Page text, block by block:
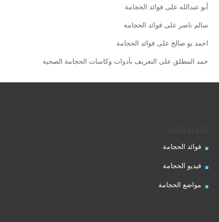
أبو عبدالله على فوائد الحجامة
سالم ناصر على فوائد الحجامة
احمد بو صالح على فوائد الحجامة
حمد المطلق على التعريف بأدوات وكاسات الحجامة الصحية
فوائد الحجامة
فيديو الحجامة
مواضع الحجامة